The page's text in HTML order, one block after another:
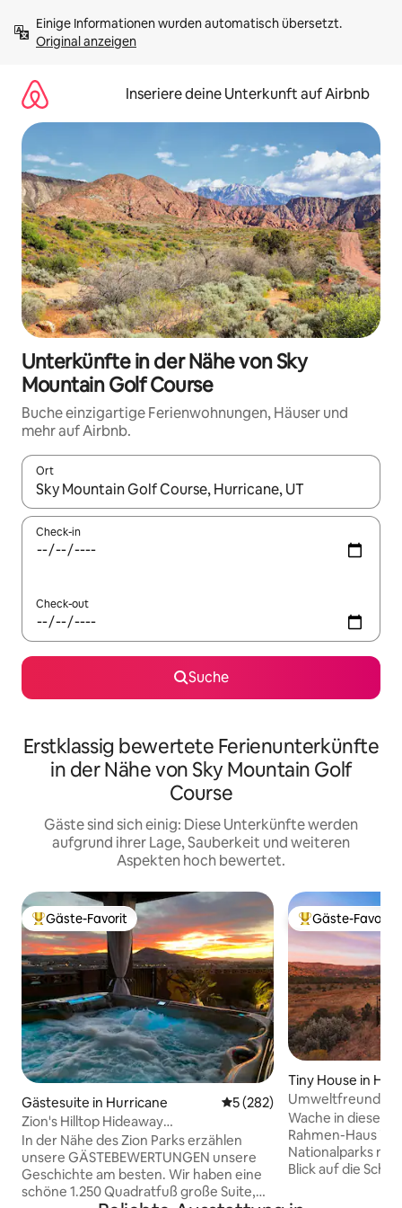
Inhalten
springenOriginal anzeigen
Inseriere deine Unterkunft auf Airbnb
Unterkünfte in der Nähe von Sky
Mountain Golf Course
Buche einzigartige Ferienwohnungen, Häuser und
mehr auf Airbnb.
Ort
Wenn Ergebnisse verfügbar sind, navigiere mit den
Check-in
Check-out
Suche
Erstklassig bewertete Ferienunterkünfte
in der Nähe von Sky Mountain Golf
Course
Gäste sind sich einig: Diese Unterkünfte werden
aufgrund ihrer Lage, Sauberkeit und weiteren
Aspekten hoch bewertet.
Beliebter Gäste-Favorit.
Gäste-Favorit
Gästesuite in Hurricane Durchschnittliche
5 (282)
Zion's Hilltop Hideaway
Luxus/Privat/Whirlpool
In der Nähe des Zion Parks erzählen
unsere GÄSTEBEWERTUNGEN unsere
Geschichte am besten. Wir haben eine
schöne 1.250 Quadratfuß große Suite,
Beliebter Gäste-
Gäste-Favorit
Tiny House in
auf die
Wache in diesem
Rahmen-Haus in
Nationalparks
Blick auf die Schlucht auf!
zugänglichen